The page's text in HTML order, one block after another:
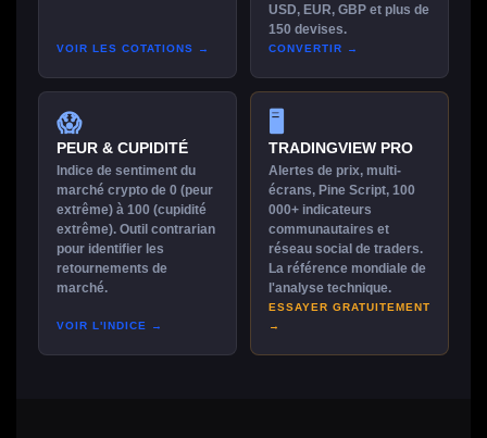
VOIR LES COTATIONS →
USD, EUR, GBP et plus de
150 devises.
CONVERTIR →
😱
PEUR & CUPIDITÉ
Indice de sentiment du
marché crypto de 0 (peur
extrême) à 100 (cupidité
extrême). Outil contrarian
pour identifier les
retournements de
marché.
VOIR L'INDICE →
🖥
TRADINGVIEW PRO
Alertes de prix, multi-
écrans, Pine Script, 100
000+ indicateurs
communautaires et
réseau social de traders.
La référence mondiale de
l'analyse technique.
ESSAYER GRATUITEMENT
→